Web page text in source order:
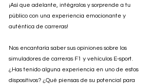
¡Así que adelante, intégralos y sorprende a tu
público con una experiencia emocionante y
auténtica de carreras!
Nos encantaría saber sus opiniones sobre los
simuladores de carreras F1 y vehículos E-sport.
¿Has tenido alguna experiencia en uno de estos
dispositivos? ¿Qué piensas de su potencial para